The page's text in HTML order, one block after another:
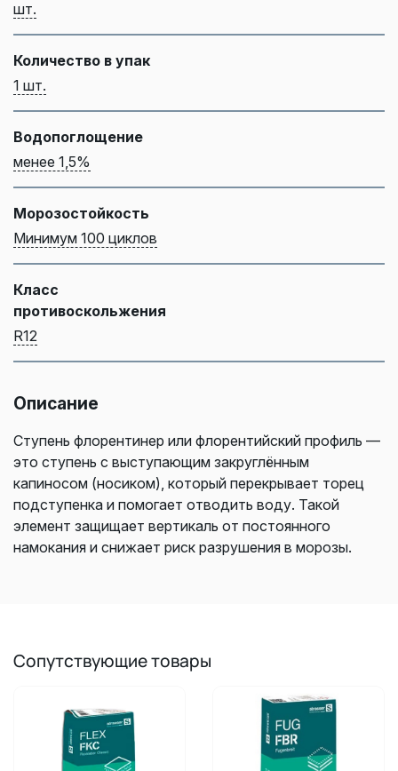
шт.
Количество в упак
1 шт.
Водопоглощение
менее 1,5%
Морозостойкость
Минимум 100 циклов
Класс
противоскольжения
R12
Описание
Ступень флорентинер или флорентийский профиль —
это ступень с выступающим закруглённым
капиносом (носиком), который перекрывает торец
подступенка и помогает отводить воду. Такой
элемент защищает вертикаль от постоянного
намокания и снижает риск разрушения в морозы.
Сопутствующие товары